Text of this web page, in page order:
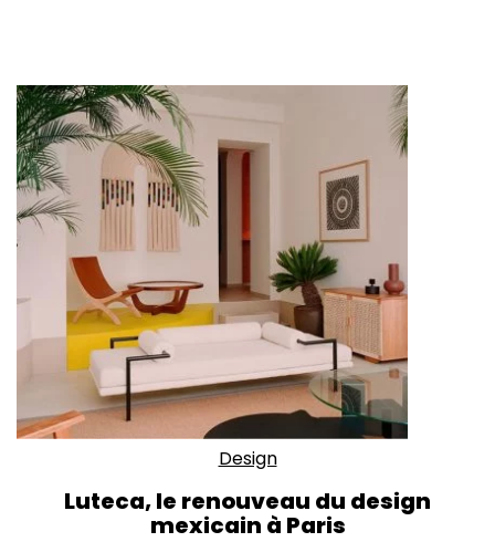
Design
Luteca, le renouveau du design
mexicain à Paris